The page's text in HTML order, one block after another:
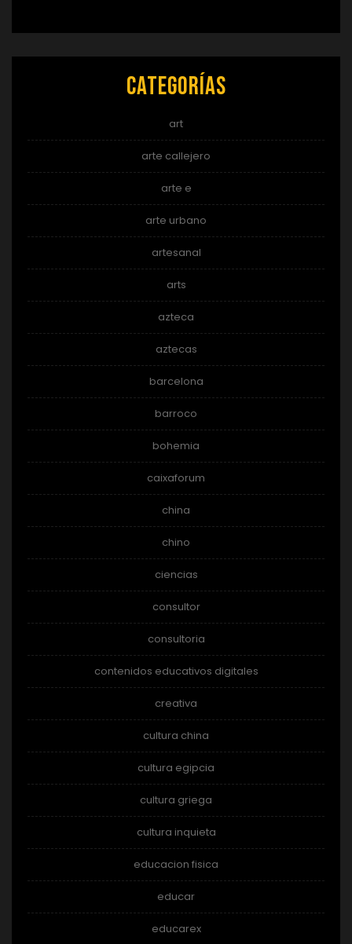
Categorías
art
arte callejero
arte e
arte urbano
artesanal
arts
azteca
aztecas
barcelona
barroco
bohemia
caixaforum
china
chino
ciencias
consultor
consultoria
contenidos educativos digitales
creativa
cultura china
cultura egipcia
cultura griega
cultura inquieta
educacion fisica
educar
educarex